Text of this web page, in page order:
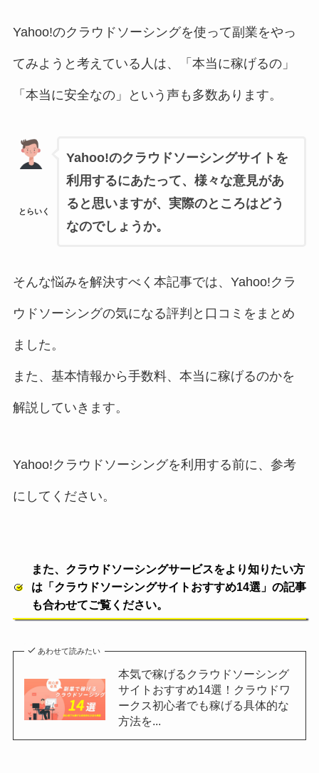
Yahoo!のクラウドソーシングを使って副業をやっ
てみようと考えている人は、「本当に稼げるの」
「本当に安全なの」という声も多数あります。
とらいく
Yahoo!のクラウドソーシングサイトを
利用するにあたって、様々な意見があ
ると思いますが、実際のところはどう
なのでしょうか。
そんな悩みを解決すべく本記事では、Yahoo!クラ
ウドソーシングの気になる評判と口コミをまとめ
ました。
また、基本情報から手数料、本当に稼げるのかを
解説していきます。
Yahoo!クラウドソーシングを利用する前に、参考
にしてください。
また、クラウドソーシングサービスをより知りたい方
は「クラウドソーシングサイトおすすめ14選」の記事
も合わせてご覧ください。
あわせて読みたい
本気で稼げるクラウドソーシング
サイトおすすめ14選！クラウドワ
ークス初心者でも稼げる具体的な
方法を...